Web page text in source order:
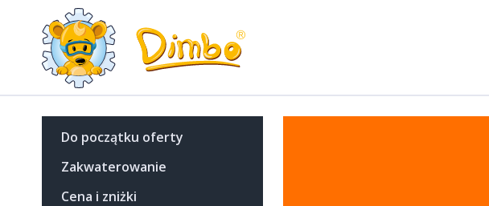
Do początku oferty
Zakwaterowanie
Cena i zniżki